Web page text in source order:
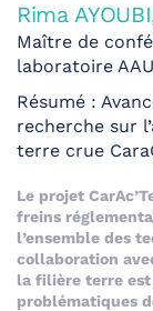
Rima
Maître de
laboratoire
Résumé :
recherche sur
terre crue
Le projet
freins
l’ensemble des
collaboration
la filière terre
problématiques